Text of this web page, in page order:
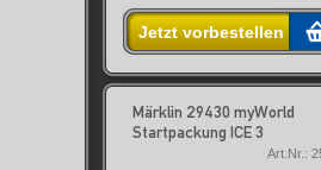
Jetzt vorbestellen
Märklin 29430 myWorld
Startpackung ICE 3
Art.Nr.: